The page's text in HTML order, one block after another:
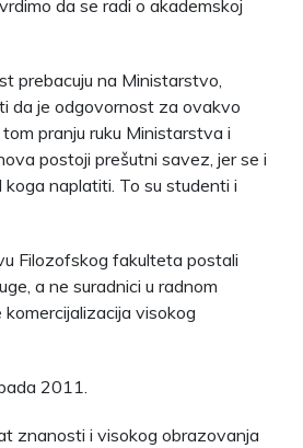
da se radi o akademskoj
prebacuju na Ministarstvo,
da je odgovornost za ovakvo
pranju ruku Ministarstva i
postoji prešutni savez, jer se i
koga naplatiti. To su studenti i
Filozofskog fakulteta postali
a ne suradnici u radnom
visokog
2011.
znanosti i visokog obrazovanja